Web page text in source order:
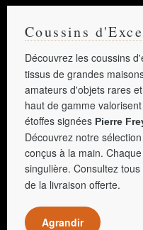
Coussins
Découvrez les coussins
tissus de grandes
amateurs d'objets rares
haut de gamme
étoffes signées Pierre
Découvrez notre
conçus à la main.
singulière. Consultez tous
de la livraison offerte.
Agrandir